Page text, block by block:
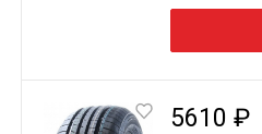
5610 ₽